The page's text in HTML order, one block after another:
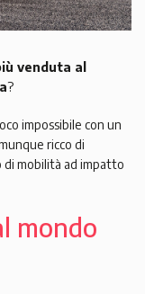
venduta al
?
impossibile con un
ricco di
mobilità ad impatto
mondo